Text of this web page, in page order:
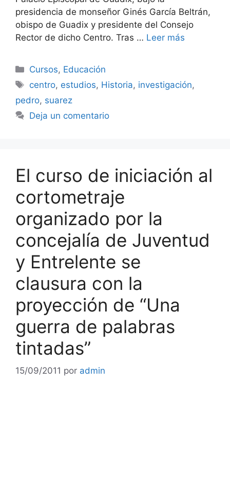
presidencia de monseñor Ginés García Beltrán,
obispo de Guadix y presidente del Consejo
Rector de dicho Centro. Tras … Leer más
Categorías
Cursos, Educación
Etiquetas
centro, estudios, Historia, investigación,
pedro, suarez
Deja un comentario
El curso de iniciación al
cortometraje
organizado por la
concejalía de Juventud
y Entrelente se
clausura con la
proyección de “Una
guerra de palabras
tintadas”
15/09/2011 por admin